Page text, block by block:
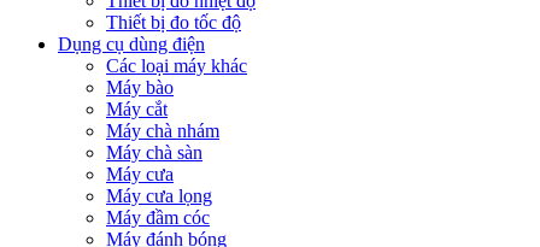
Thiết bị đo tốc độ
Dụng cụ dùng điện
Các loại máy khác
Máy bào
Máy cắt
Máy chà nhám
Máy chà sàn
Máy cưa
Máy cưa lọng
Máy đầm cóc
Máy đánh bóng